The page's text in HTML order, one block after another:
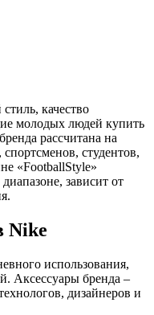
качество
молодых людей купить
рассчитана на
студентов,
«FootballStyle»
зависит от
Nike
использования,
Аксессуары бренда –
дизайнеров и